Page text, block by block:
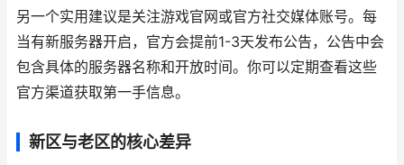
另一个实用建议是关注游戏官网或官方社交媒体账号。每
当有新服务器开启，官方会提前1-3天发布公告，公告中会
包含具体的服务器名称和开放时间。你可以定期查看这些
官方渠道获取第一手信息。
新区与老区的核心差异